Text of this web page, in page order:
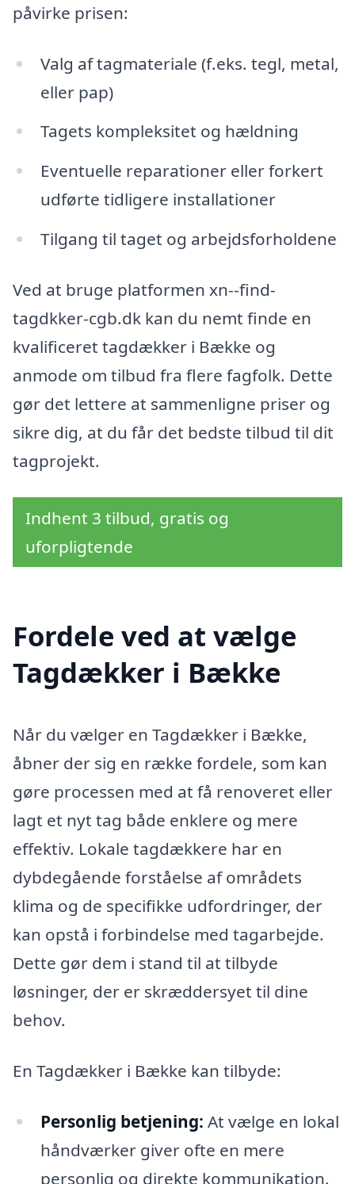
påvirke prisen:
Valg af tagmateriale (f.eks. tegl, metal,
eller pap)
Tagets kompleksitet og hældning
Eventuelle reparationer eller forkert
udførte tidligere installationer
Tilgang til taget og arbejdsforholdene
Ved at bruge platformen xn--find-
tagdkker-cgb.dk kan du nemt finde en
kvalificeret tagdækker i Bække og
anmode om tilbud fra flere fagfolk. Dette
gør det lettere at sammenligne priser og
sikre dig, at du får det bedste tilbud til dit
tagprojekt.
Indhent 3 tilbud, gratis og
uforpligtende
Fordele ved at vælge
Tagdækker i Bække
Når du vælger en Tagdækker i Bække,
åbner der sig en række fordele, som kan
gøre processen med at få renoveret eller
lagt et nyt tag både enklere og mere
effektiv. Lokale tagdækkere har en
dybdegående forståelse af områdets
klima og de specifikke udfordringer, der
kan opstå i forbindelse med tagarbejde.
Dette gør dem i stand til at tilbyde
løsninger, der er skræddersyet til dine
behov.
En Tagdækker i Bække kan tilbyde:
Personlig betjening: At vælge en lokal
håndværker giver ofte en mere
personlig og direkte kommunikation.